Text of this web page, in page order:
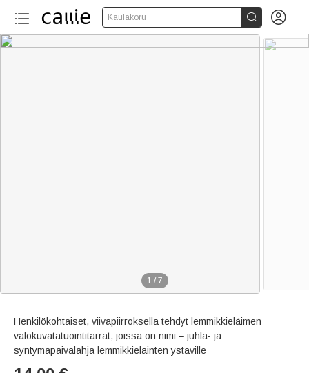
Kaulakoru  
1 / 7
Henkilökohtaiset, viivapiirroksella tehdyt lemmikkieläimen
valokuvatatuointitarrat, joissa on nimi – juhla- ja
syntymäpäivälahja lemmikkieläinten ystäville